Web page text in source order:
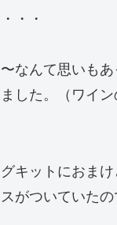
・・
なんて思いも
した。（ワイ
キットにおま
がついていた